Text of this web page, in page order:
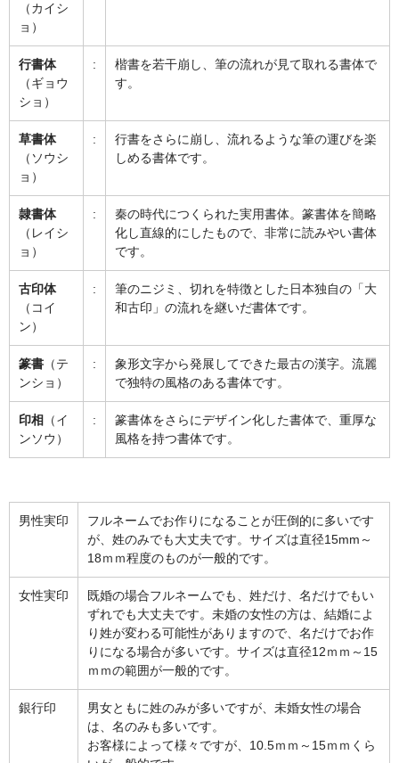
（カイシ
ョ）
行書体
（ギョウ
ショ）
:
楷書を若干崩し、筆の流れが見て取れる書体で
す。
草書体
（ソウシ
ョ）
:
行書をさらに崩し、流れるような筆の運びを楽
しめる書体です。
隷書体
（レイシ
ョ）
:
秦の時代につくられた実用書体。篆書体を簡略
化し直線的にしたもので、非常に読みやい書体
です。
古印体
（コイ
ン）
:
筆のニジミ、切れを特徴とした日本独自の「大
和古印」の流れを継いだ書体です。
篆書 （テ
ンショ）
:
象形文字から発展してできた最古の漢字。流麗
で独特の風格のある書体です。
印相 （イ
ンソウ）
:
篆書体をさらにデザイン化した書体で、重厚な
風格を持つ書体です。
男性実印
フルネームでお作りになることが圧倒的に多いです
が、姓のみでも大丈夫です。サイズは直径15mm～
18ｍｍ程度のものが一般的です。
女性実印
既婚の場合フルネームでも、姓だけ、名だけでもい
ずれでも大丈夫です。未婚の女性の方は、結婚によ
り姓が変わる可能性がありますので、名だけでお作
りになる場合が多いです。サイズは直径12ｍｍ～15
ｍｍの範囲が一般的です。
銀行印
男女ともに姓のみが多いですが、未婚女性の場合
は、名のみも多いです。
お客様によって様々ですが、10.5ｍｍ～15ｍｍくら